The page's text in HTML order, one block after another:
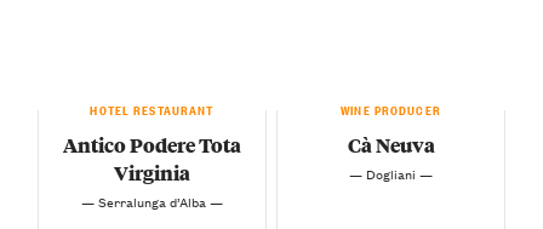
HOTEL RESTAURANT
Antico Podere Tota
Virginia
— Serralunga d’Alba —
WINE PRODUCER
Cà Neuva
— Dogliani —